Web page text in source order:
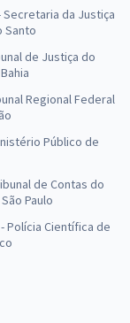
Secretaria da Justiça
Santo
de Justiça do
Regional Federal
Público de
de Contas do
Paulo
Polícia Científica de